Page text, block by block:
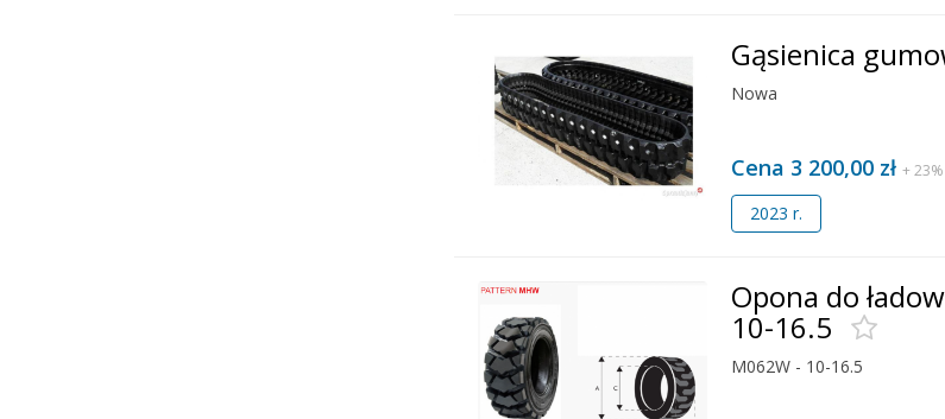
Gąsienica
Nowa
Cena 3 200,00 zł +
2023 r.
Opona do
10-16.5
M062W - 10-16.5